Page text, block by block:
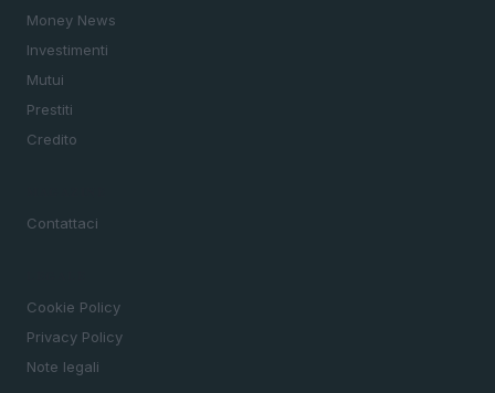
Money News
Investimenti
Mutui
Prestiti
Credito
Contattaci
Cookie Policy
Privacy Policy
Note legali